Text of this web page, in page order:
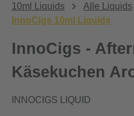
10ml Liquids Alle Liquids
InnoCigs 10ml Liquids
InnoCigs -
Käsekuchen
INNOCIGS LIQUID